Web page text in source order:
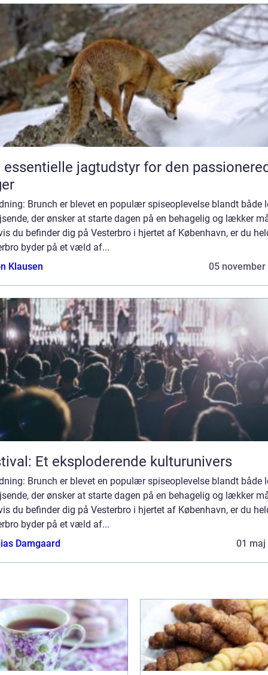
essentielle jagtudstyr for den
Brunch er blevet en populær spiseoplevelse blandt både
der ønsker at starte dagen på en behagelig og lækker
du befinder dig på Vesterbro i hjertet af København, er du
byder på et væld af...
Klausen
05 november
Et eksploderende kulturunivers
Brunch er blevet en populær spiseoplevelse blandt både
der ønsker at starte dagen på en behagelig og lækker
du befinder dig på Vesterbro i hjertet af København, er du
byder på et væld af...
Damgaard
01 maj